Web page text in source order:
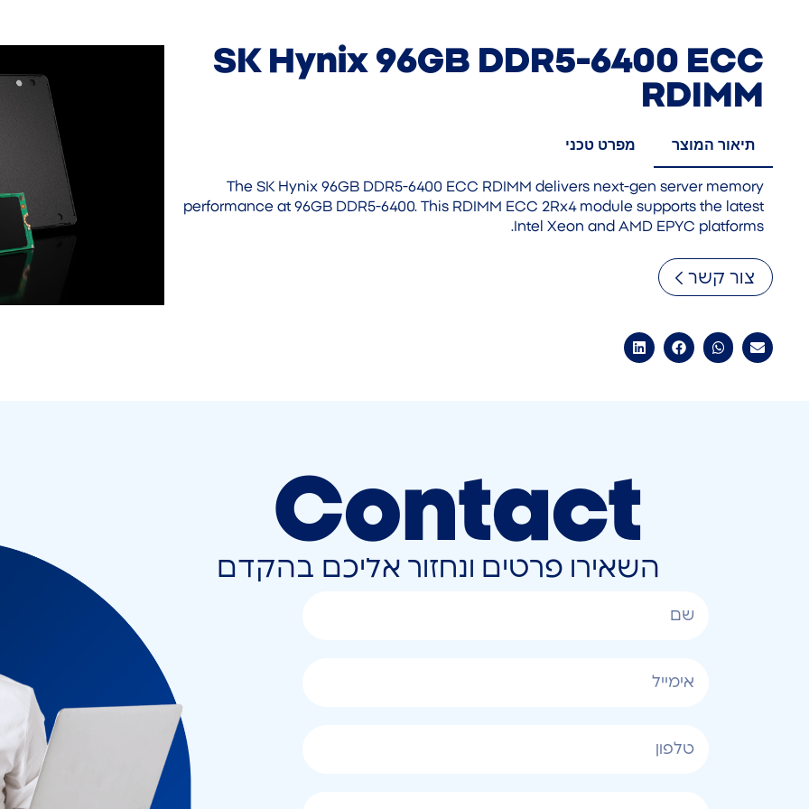
SK Hynix 96GB DDR5-6400 ECC
RDIMM
תיאור המוצר מפרט טכני
The SK Hynix 96GB DDR5-6400 ECC RDIMM delivers next-gen server memory
performance at 96GB DDR5-6400. This RDIMM ECC 2Rx4 module supports the latest
Intel Xeon and AMD EPYC platforms.
צור קשר
Contact
השאירו פרטים ונחזור אליכם בהקדם